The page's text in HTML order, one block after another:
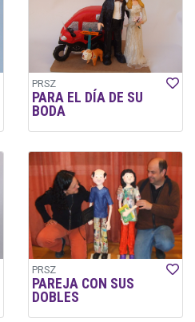
PRSZ
PARA EL DÍA DE SU
BODA
PRSZ
PAREJA CON SUS
DOBLES